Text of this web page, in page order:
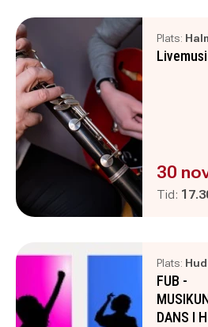
Plats:
30
Tid:
Plats:
FUB -
DANS I